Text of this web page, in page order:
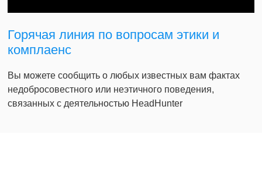
Горячая линия по вопросам этики и
комплаенс
Вы можете сообщить о любых известных вам фактах
недобросовестного или неэтичного поведения,
связанных с деятельностью HeadHunter